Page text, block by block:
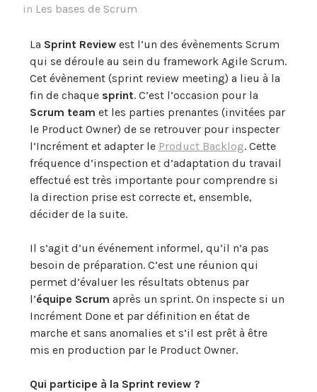
in Les bases de Scrum
La Sprint Review est l’un des évènements Scrum
qui se déroule au sein du framework Agile Scrum.
Cet évènement (sprint review meeting) a lieu à la
fin de chaque sprint. C’est l’occasion pour la
Scrum team et les parties prenantes (invitées par
le Product Owner) de se retrouver pour inspecter
l’Incrément et adapter le Product Backlog. Cette
fréquence d’inspection et d’adaptation du travail
effectué est très importante pour comprendre si
la direction prise est correcte et, ensemble,
décider de la suite.
Il s’agit d’un événement informel, qu’il n’a pas
besoin de préparation. C’est une réunion qui
permet d’évaluer les résultats obtenus par
l’équipe Scrum après un sprint. On inspecte si un
Incrément Done et par définition en état de
marche et sans anomalies et s’il est prêt à être
mis en production par le Product Owner.
Qui participe à la Sprint review ?